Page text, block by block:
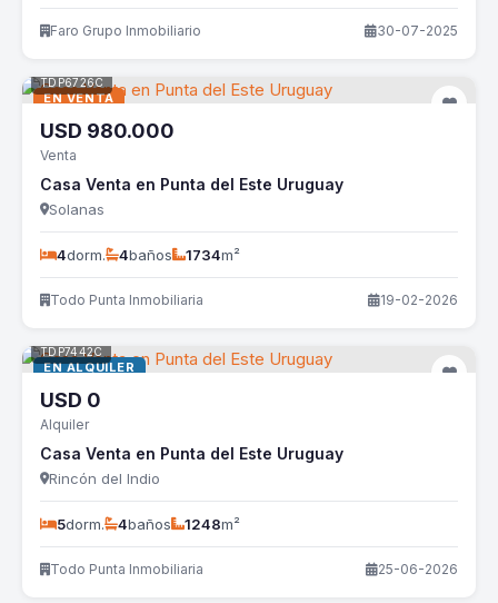
Faro Grupo Inmobiliario 30-07-2025
EN VENTA
TDP6726C
USD 980.000
Venta
Casa Venta en Punta del Este Uruguay
Solanas
4dorm. 4baños 1734m²
Todo Punta Inmobiliaria 19-02-2026
EN ALQUILER
TDP7442C
USD 0
Alquiler
Casa Venta en Punta del Este Uruguay
Rincón del Indio
5dorm. 4baños 1248m²
Todo Punta Inmobiliaria 25-06-2026